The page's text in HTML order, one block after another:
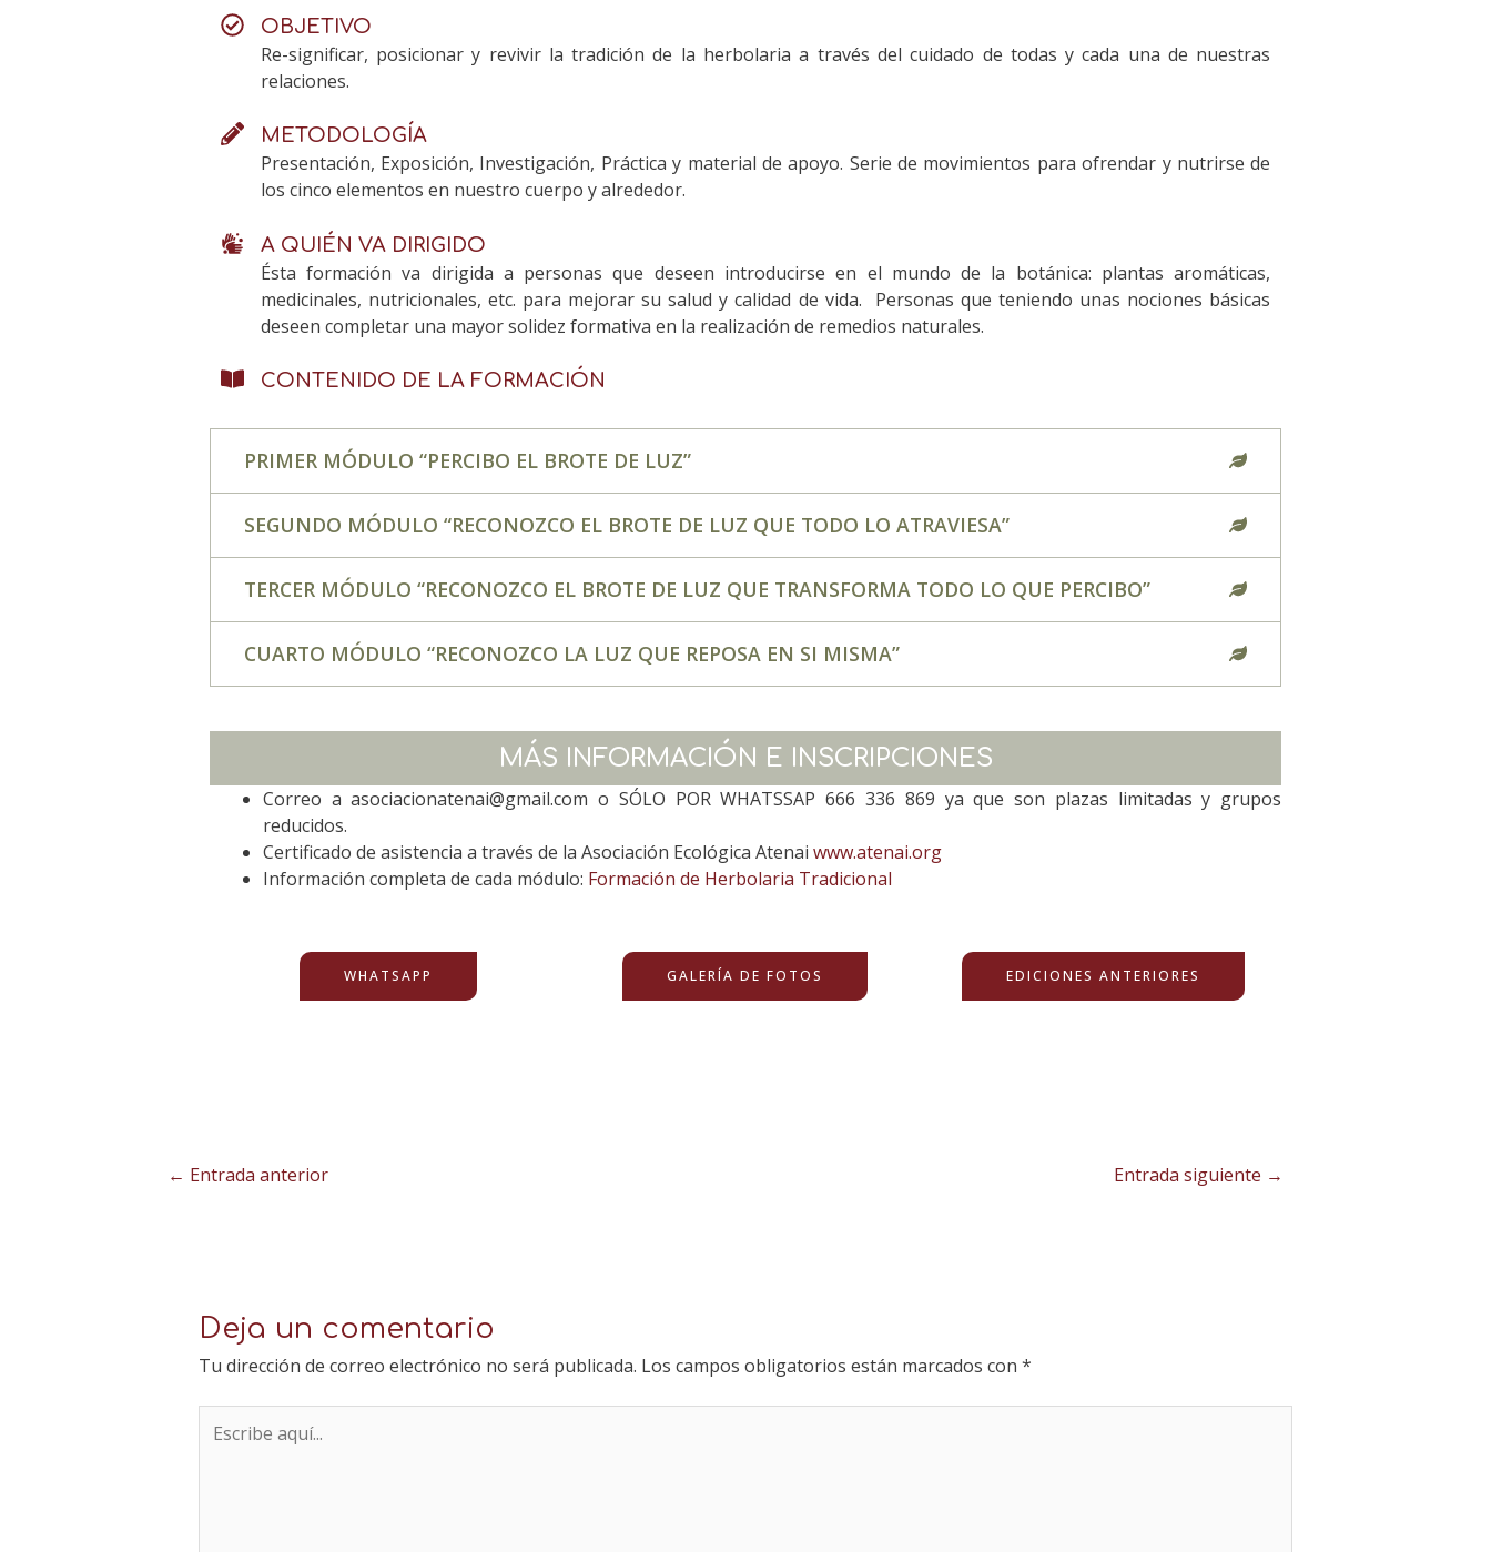
OBJETIVO
Re-significar, posicionar y revivir la tradición de la herbolaria a través del cuidado de todas y cada una de nuestras
relaciones.
METODOLOGÍA
Presentación, Exposición, Investigación, Práctica y material de apoyo. Serie de movimientos para ofrendar y nutrirse de
los cinco elementos en nuestro cuerpo y alrededor.
A QUIÉN VA DIRIGIDO
Ésta formación va dirigida a personas que deseen introducirse en el mundo de la botánica: plantas aromáticas,
medicinales, nutricionales, etc. para mejorar su salud y calidad de vida. Personas que teniendo unas nociones básicas
deseen completar una mayor solidez formativa en la realización de remedios naturales.
CONTENIDO DE LA FORMACIÓN
PRIMER MÓDULO “PERCIBO EL BROTE DE LUZ”
SEGUNDO MÓDULO “RECONOZCO EL BROTE DE LUZ QUE TODO LO ATRAVIESA”
TERCER MÓDULO “RECONOZCO EL BROTE DE LUZ QUE TRANSFORMA TODO LO QUE PERCIBO”
CUARTO MÓDULO “RECONOZCO LA LUZ QUE REPOSA EN SI MISMA”
MÁS INFORMACIÓN E INSCRIPCIONES
Correo a asociacionatenai@gmail.com o SÓLO POR WHATSSAP 666 336 869 ya que son plazas limitadas y grupos
reducidos.
Certificado de asistencia a través de la Asociación Ecológica Atenai www.atenai.org
Información completa de cada módulo: Formación de Herbolaria Tradicional
WHATSAPP GALERÍA DE FOTOS EDICIONES ANTERIORES
← Entrada anterior Entrada siguiente →
Deja un comentario
Tu dirección de correo electrónico no será publicada. Los campos obligatorios están marcados con *
aquí...